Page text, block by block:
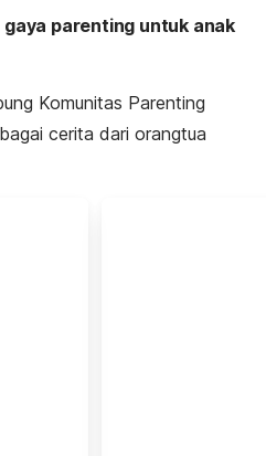
parenting untuk anak
Komunitas Parenting
cerita dari orangtua